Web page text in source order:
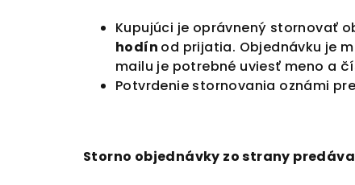
Kupujúci je oprávnený stornovať
hodín od prijatia. Objednávku je
mailu je potrebné uviesť meno a
Potvrdenie stornovania oznámi
Storno objednávky zo strany